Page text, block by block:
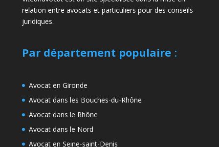
relation entre avocats et particuliers pour des conseils
juridiques.
Par département populaire:
Avocat en Gironde
Avocat dans les Bouches-du-Rhône
Avocat dans le Rhône
Avocat dans le Nord
Avocat en Seine-saint-Denis